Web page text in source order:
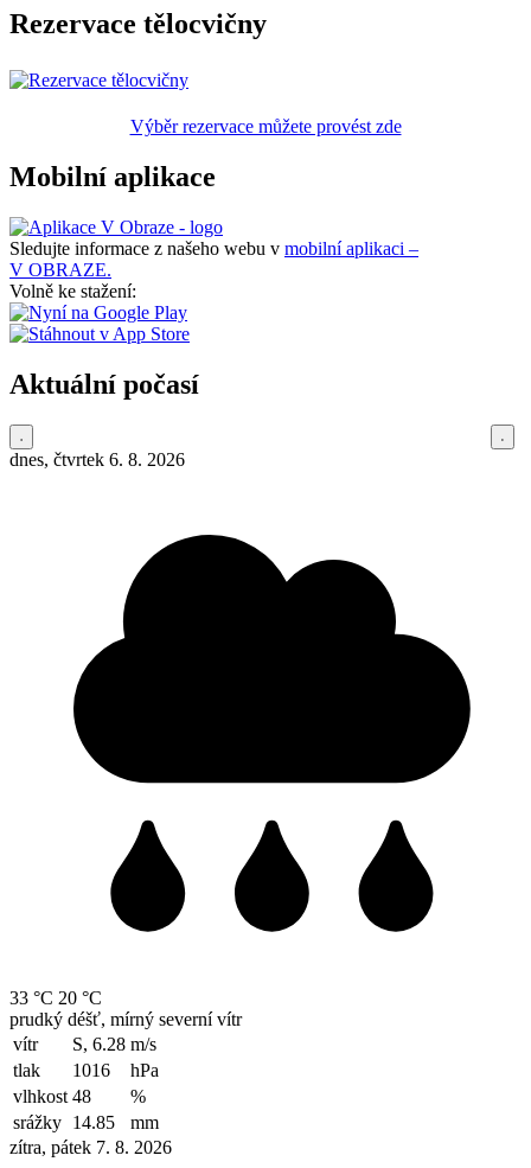
Rezervace tělocvičny
Výběr rezervace můžete provést zde
Mobilní aplikace
Sledujte informace z našeho webu v mobilní aplikaci –
V OBRAZE.
Volně ke stažení:
Aktuální počasí
dnes, čtvrtek 6. 8. 2026
33 °C 20 °C
prudký déšť, mírný severní vítr
vítr
S, 6.28 m/s
tlak
1016
hPa
vlhkost 48
%
srážky 14.85
mm
zítra, pátek 7. 8. 2026